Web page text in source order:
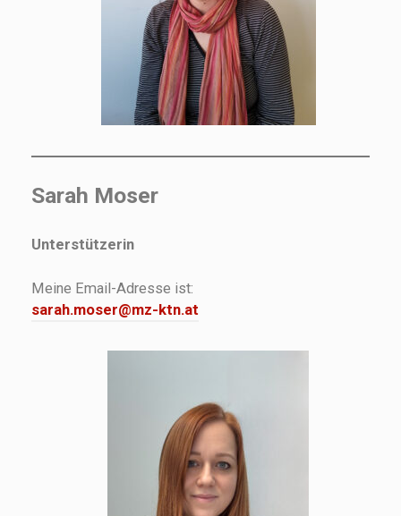
Sarah Moser
Unterstützerin
Meine Email-Adresse ist:
sarah.moser@mz-ktn.at